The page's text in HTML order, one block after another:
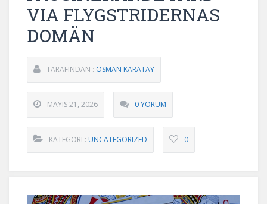
VIA FLYGSTRIDERNAS
DOMÄN
TARAFINDAN : OSMAN KARATAY
MAYIS 21, 2026 0 YORUM
KATEGORI : UNCATEGORIZED 0